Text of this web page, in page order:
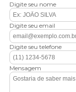
Digite seu nome
Digite seu email
Digite seu telefone
Mensagem